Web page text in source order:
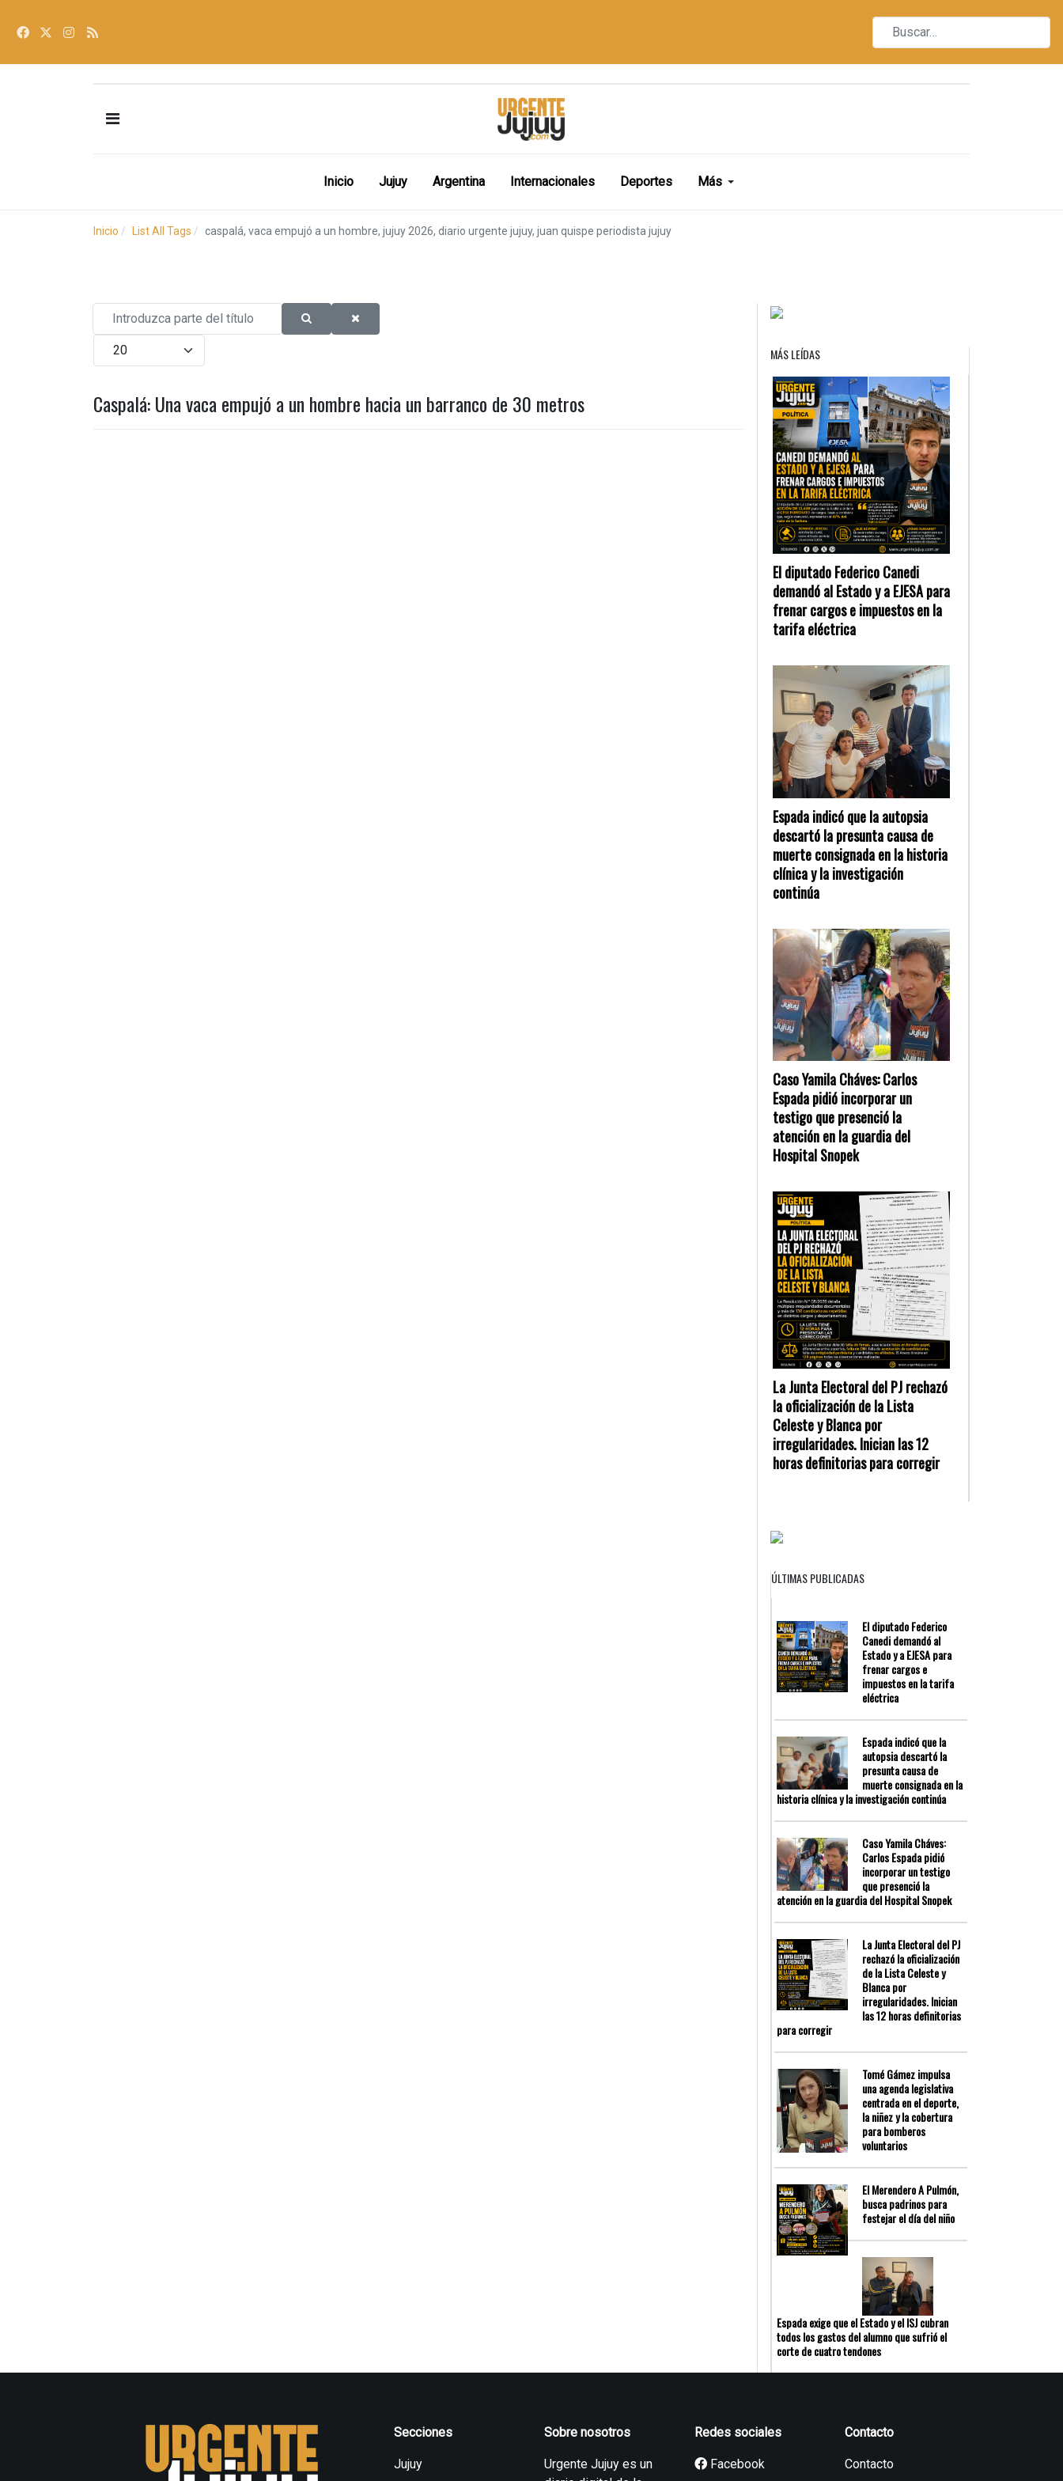
Inicio Jujuy Argentina Internacionales Deportes Más
Inicio List All Tags caspalá, vaca empujó a un hombre, jujuy 2026, diario urgente jujuy, juan quispe periodista jujuy
Introduzca parte del título
Cantidad
Caspalá: Una vaca empujó a un hombre hacia un barranco de 30 metros
MÁS LEÍDAS
El diputado Federico Canedi
demandó al Estado y a EJESA para
frenar cargos e impuestos en la
tarifa eléctrica
Espada indicó que la autopsia
descartó la presunta causa de
muerte consignada en la historia
clínica y la investigación
continúa
Caso Yamila Cháves: Carlos
Espada pidió incorporar un
testigo que presenció la
atención en la guardia del
Hospital Snopek
La Junta Electoral del PJ rechazó
la oficialización de la Lista
Celeste y Blanca por
irregularidades. Inician las 12
horas definitorias para corregir
ÚLTIMAS PUBLICADAS
El diputado Federico
Canedi demandó al
Estado y a EJESA para
frenar cargos e
impuestos en la tarifa
eléctrica
Espada indicó que la
autopsia descartó la
presunta causa de
muerte consignada en la
historia clínica y la investigación continúa
Caso Yamila Cháves:
Carlos Espada pidió
incorporar un testigo
que presenció la
atención en la guardia del Hospital Snopek
La Junta Electoral del PJ
rechazó la oficialización
de la Lista Celeste y
Blanca por
irregularidades. Inician
las 12 horas definitorias
para corregir
Tomé Gámez impulsa
una agenda legislativa
centrada en el deporte,
la niñez y la cobertura
para bomberos
voluntarios
El Merendero A Pulmón,
busca padrinos para
festejar el día del niño
Espada exige que el Estado y el ISJ cubran
todos los gastos del alumno que sufrió el
corte de cuatro tendones
Secciones
Jujuy
Sobre nosotros
Urgente Jujuy es un
Redes sociales
Facebook
Contacto
Contacto